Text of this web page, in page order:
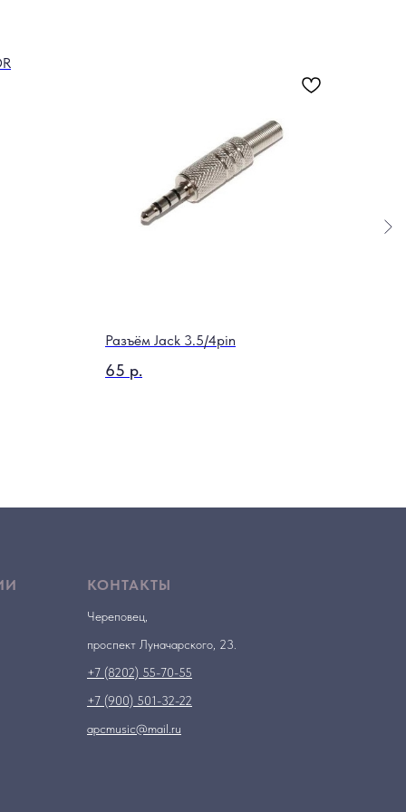
Разъём Jack 3.5/4pin
65 р.
КОНТАКТЫ
Череповец,
проспект Луначарского, 23.
+7 (8202) 55-70-55
+7 (900) 501-32-22
apcmusic@mail.ru